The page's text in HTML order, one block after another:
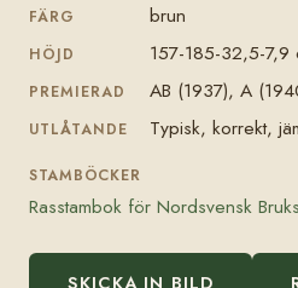
FÄRG brun
HÖJD 157-185-32,5-7,9
PREMIERAD AB (1937), A
UTLÅTANDE Typisk, korrekt,
STAMBÖCKER
Rasstambok för Nordsvensk